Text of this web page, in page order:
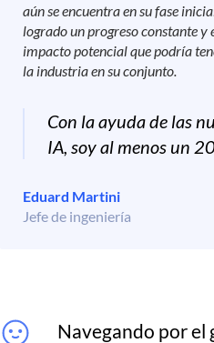
aún se encuentra en su fase
logrado un progreso constante y
impacto potencial que podría
la industria en su conjunto.
Con la ayuda de las
IA, soy al menos un
Eduard Martini
Jefe de ingeniería
Navegando por el